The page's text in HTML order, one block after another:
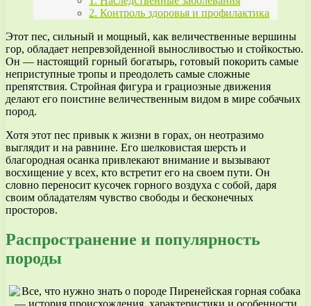
2. Контроль здоровья и профилактика
Этот пес, сильный и мощный, как величественные вершины
гор, обладает непревзойденной выносливостью и стойкостью.
Он — настоящий горный богатырь, готовый покорить самые
неприступные тропы и преодолеть самые сложные
препятствия. Стройная фигура и грациозные движения
делают его поистине величественным видом в мире собачьих
пород.
Хотя этот пес привык к жизни в горах, он неотразимо
выглядит и на равнине. Его шелковистая шерсть и
благородная осанка привлекают внимание и вызывают
восхищение у всех, кто встретит его на своем пути. Он
словно переносит кусочек горного воздуха с собой, даря
своим обладателям чувство свободы и бесконечных
просторов.
Распространение и популярность
породы